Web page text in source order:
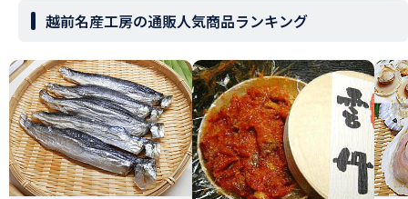
越前名産工房の通販人気商品ランキング